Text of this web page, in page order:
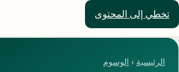
تخطي إلى المحتوى
حلول العالم
الرئيسية › الوسوم